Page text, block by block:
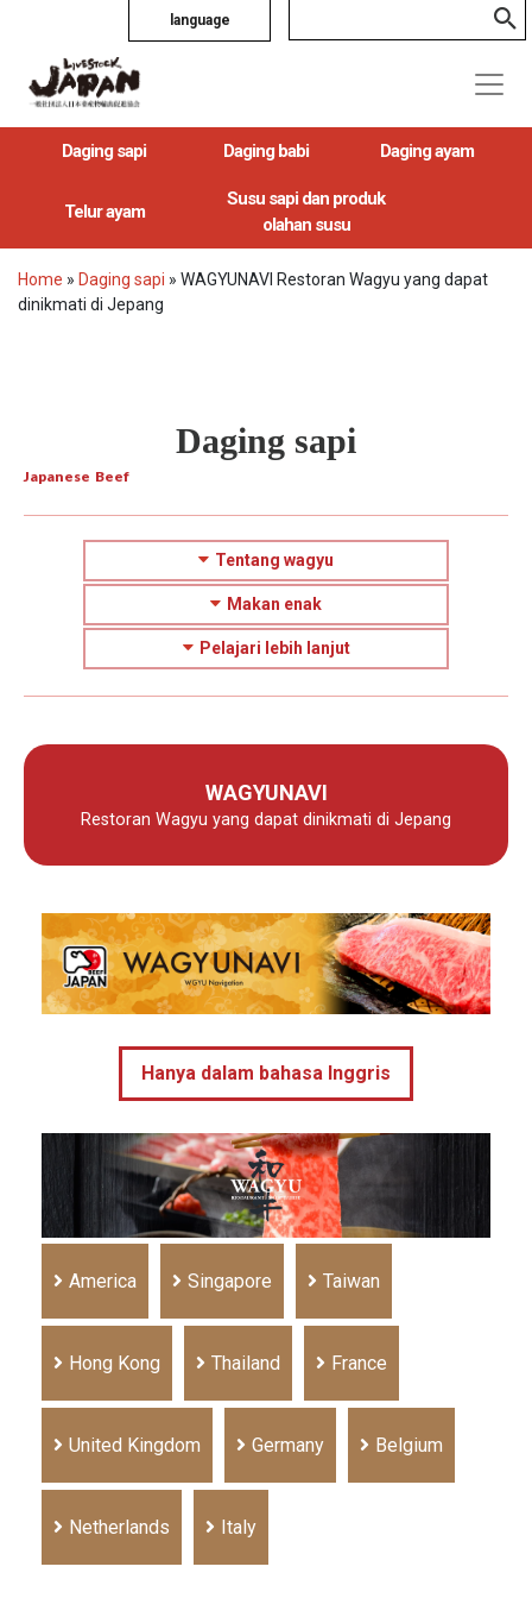
language
Daging sapi Daging babi Daging ayam
Telur ayam
Susu sapi dan produk
olahan susu
Home » Daging sapi » WAGYUNAVI Restoran Wagyu yang dapat
dinikmati di Jepang
Daging sapi
Japanese Beef
Tentang wagyu
Makan enak
Pelajari lebih lanjut
WAGYUNAVI
Restoran Wagyu yang dapat dinikmati di Jepang
Hanya dalam bahasa Inggris
America Singapore Taiwan
Hong Kong Thailand France
United Kingdom Germany Belgium
Netherlands Italy